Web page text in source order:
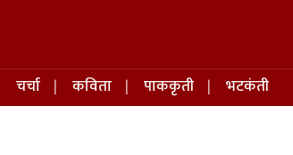
चर्चा कविता पाककृती
भटकंती